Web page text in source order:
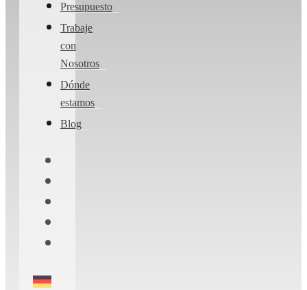
Presupuesto
Trabaje
con
Nosotros
Dónde
estamos
Blog